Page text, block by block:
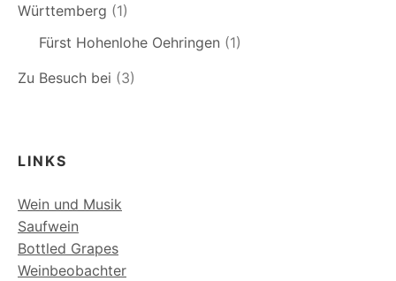
Württemberg (1)
Fürst Hohenlohe Oehringen (1)
Zu Besuch bei (3)
LINKS
Wein und Musik
Saufwein
Bottled Grapes
Weinbeobachter